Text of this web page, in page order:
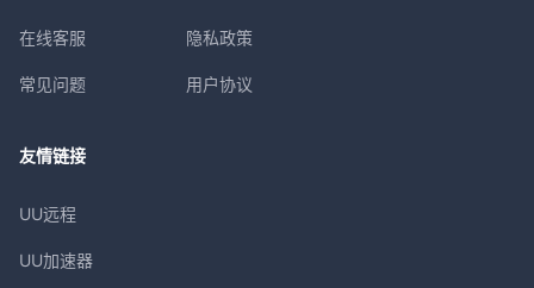
在线客服
常见问题
隐私政策
用户协议
友情链接
UU远程
UU加速器